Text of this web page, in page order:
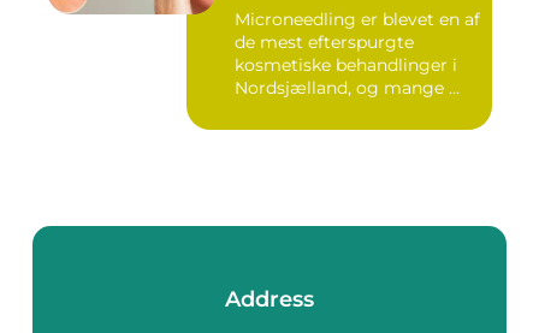
Microneedling er blevet en af
de mest efterspurgte
kosmetiske behandlinger i
Nordsjælland, og mange ...
Address